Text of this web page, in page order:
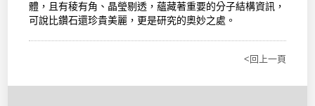
體，且有稜有角、晶瑩剔透，蘊藏著重要的分子結構資訊，
可說比鑽石還珍貴美麗，更是研究的奧妙之處。
<回上一頁